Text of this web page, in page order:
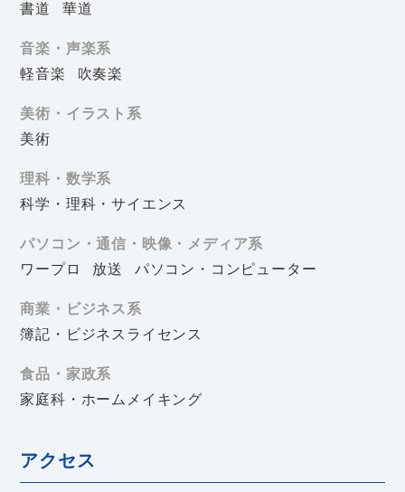
書道
華道
音楽・声楽系
軽音楽
吹奏楽
美術・イラスト系
美術
理科・数学系
科学・理科・サイエンス
パソコン・通信・映像・メディア系
ワープロ
放送
パソコン・コンピューター
商業・ビジネス系
簿記・ビジネスライセンス
食品・家政系
家庭科・ホームメイキング
アクセス